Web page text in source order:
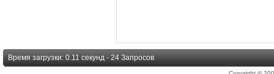
Время загрузки: 0.11 секунд - 24 Запросов